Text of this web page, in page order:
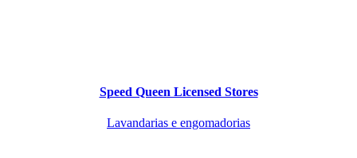
Speed Queen Licensed Stores
Lavandarias e engomadorias